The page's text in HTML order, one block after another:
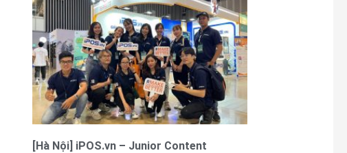
[Hà Nội] iPOS.vn – Junior Content